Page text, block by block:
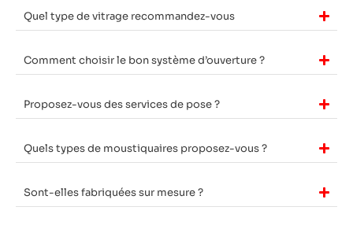
Quel type de vitrage recommandez-vous
Comment choisir le bon système d’ouverture ?
Proposez-vous des services de pose ?
Quels types de moustiquaires proposez-vous ?
Sont-elles fabriquées sur mesure ?